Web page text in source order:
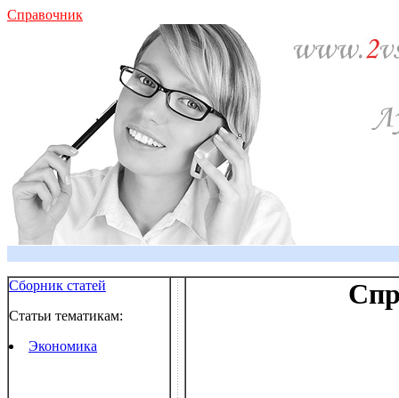
Справочник
Сборник статей
Статьи тематикам:
Экономика